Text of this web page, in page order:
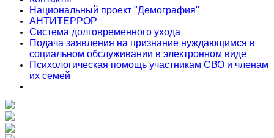
Национальный проект "Демография"
АНТИТЕРРОР
Система долговременного ухода
Подача заявления на признание нуждающимся в
социальном обслуживании в электронном виде
Психологическая помощь участникам СВО и членам
их семей